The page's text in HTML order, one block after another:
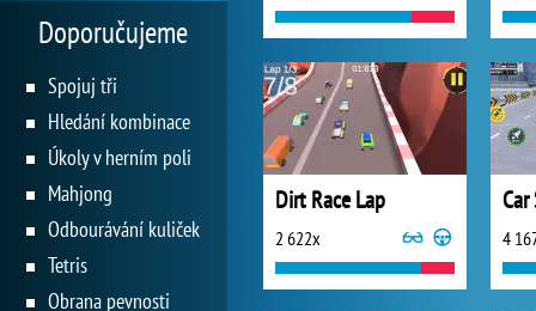
Dirt Race Lap
2 622x 4
Doporučujeme
Spojuj tři
Hledání kombinace
Úkoly v herním poli
Mahjong
Odbourávání kuliček
Tetris
Obrana pevnosti